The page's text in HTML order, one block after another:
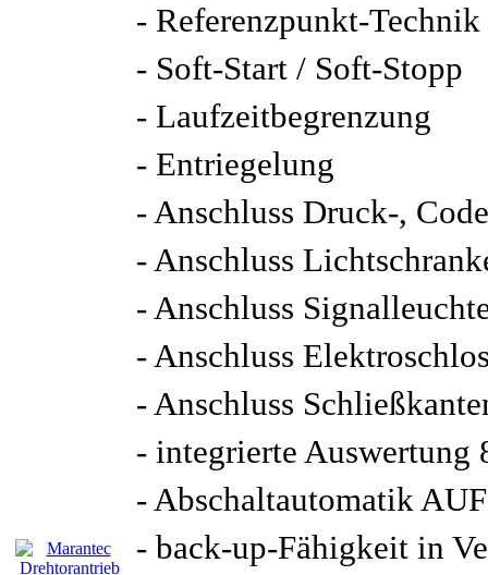
- Referenzpunkt-Technik
- Soft-Start / Soft-Stopp
- Laufzeitbegrenzung
- Entriegelung
- Anschluss Druck-,
- Anschluss
- Anschluss
- Anschluss
- Anschluss
- integrierte Auswertung
- Abschaltautomatik
- back-up-Fähigkeit in